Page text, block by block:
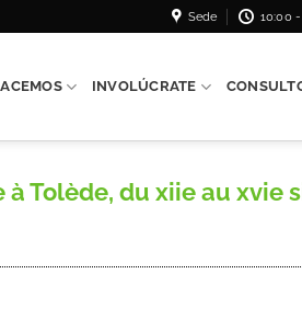
Sede 10:00 -
INVOLÚCRATE
à Tolède, du xiie au